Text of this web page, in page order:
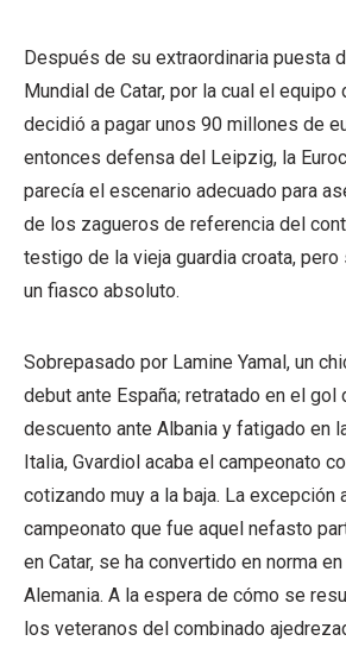
Después de su extraordinaria puesta
Mundial de Catar, por la cual el equipo
decidió a pagar unos 90 millones de
entonces defensa del Leipzig, la
parecía el escenario adecuado para
de los zagueros de referencia del
testigo de la vieja guardia croata,
un fiasco absoluto.
Sobrepasado por Lamine Yamal, un
debut ante España; retratado en el gol
descuento ante Albania y fatigado en
Italia, Gvardiol acaba el campeonato
cotizando muy a la baja. La excepción
campeonato que fue aquel nefasto
en Catar, se ha convertido en norma
Alemania. A la espera de cómo se
los veteranos del combinado